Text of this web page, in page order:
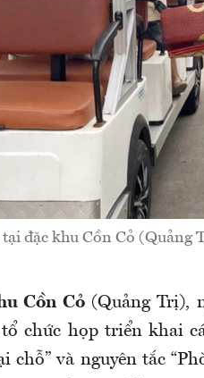
đặc khu Cồn Cỏ
Cồn Cỏ(Quảng Trị),
chức họp triển khai
chỗ” và nguyên tắc